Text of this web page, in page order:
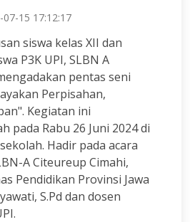
07-15 17:12:17
siswa kelas XII dan
P3K UPI, SLBN A
pentas seni
Perpisahan,
Kegiatan ini
pada Rabu 26 Juni 2024 di
Hadir pada acara
A Citeureup Cimahi,
Pendidikan Provinsi Jawa
S.Pd dan dosen